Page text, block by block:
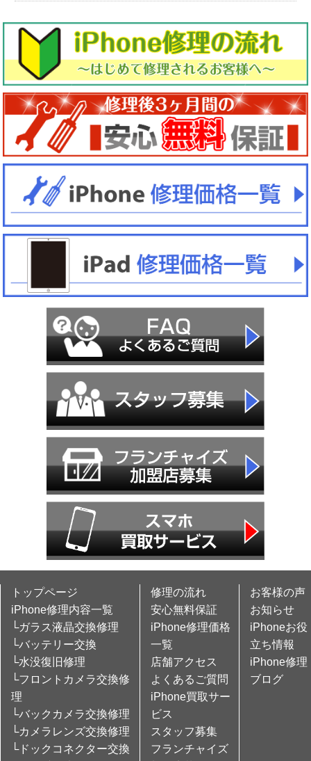
トップページ
iPhone修理内容一覧
└ガラス液晶交換修理
└バッテリー交換
└水没復旧修理
└フロントカメラ交換修
理
└バックカメラ交換修理
└カメラレンズ交換修理
└ドックコネクター交換
修理の流れ
安心無料保証
iPhone修理価格
一覧
店舗アクセス
よくあるご質問
iPhone買取サー
ビス
スタッフ募集
フランチャイズ
お客様の声
お知らせ
iPhoneお役
立ち情報
iPhone修理
ブログ